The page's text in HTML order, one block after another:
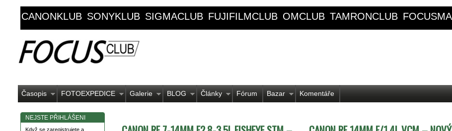
CANONKLUB SONYKLUB SIGMACLUB FUJIFILMCLUB OMCLUB TAMRONCLUB
Časopis FOTOEXPEDICE Galerie BLOG Články Fórum Bazar Komentáře
NEJSTE PŘIHLÁŠENI
Když se zaregistrujete a